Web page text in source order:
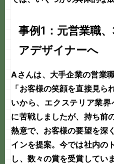
事例1：元営業職
アデザイナーへ
Aさんは、大手企業の営業
「お客様の笑顔を直接見
いから、エクステリア業
に苦戦しましたが、持ち前
熱意で、お客様の要望を深
インを提案。今では社内の
し、数々の賞を受賞してい